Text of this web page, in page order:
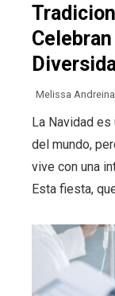
Melissa
La Navidad
del mundo,
vive con una
Esta fiesta,